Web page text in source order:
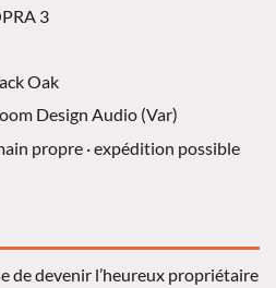
3
Oak
Design Audio (Var)
propre · expédition possible
de devenir l’heureux propriétaire